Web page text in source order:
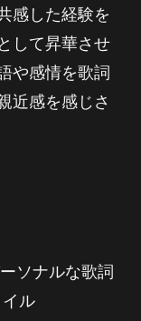
感した経験を
して昇華させ
や感情を歌詞
近感を感じさ
ソナルな歌詞
ル